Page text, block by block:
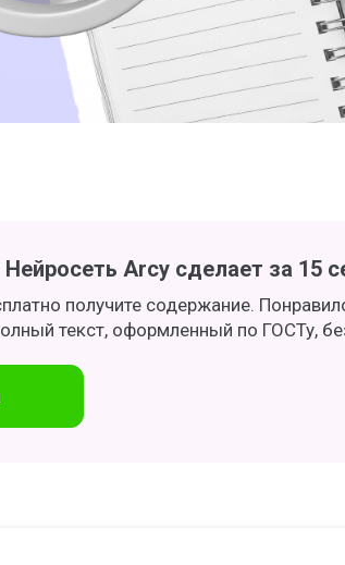
Arcy сделает за 15
получите содержание.
текст, оформленный по ГОСТу,